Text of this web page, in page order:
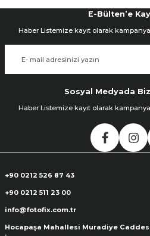
E-Bülten’e
Haber Listemize kayıt olarak
Sosyal Medyada
Haber Listemize kayıt olarak
+90 0212 526 87 43
+90 0212 511 23 00
info@fotofix.com.tr
Hocapaşa Mahallesi Muradiye Caddesi